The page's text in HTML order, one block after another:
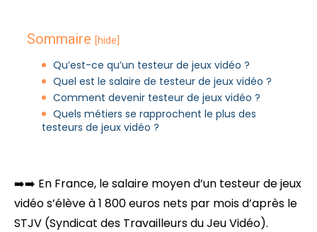
Sommaire [hide]
Qu’est-ce qu’un testeur de jeux vidéo ?
Quel est le salaire de testeur de jeux vidéo ?
Comment devenir testeur de jeux vidéo ?
Quels métiers se rapprochent le plus des
testeurs de jeux vidéo ?
➡️➡️ En France, le salaire moyen d’un testeur de jeux
vidéo s’élève à 1 800 euros nets par mois d’après le
STJV (Syndicat des Travailleurs du Jeu Vidéo).